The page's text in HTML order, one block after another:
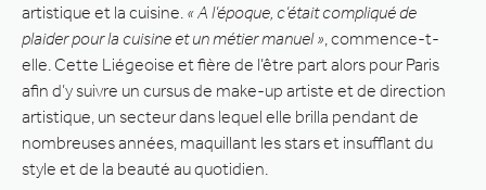
artistique et la cuisine. « A l’époque, c’était compliqué de
plaider pour la cuisine et un métier manuel » , commence-t-
elle. Cette Liégeoise et fière de l’être part alors pour Paris
afin d’y suivre un cursus de make-up artiste et de direction
artistique, un secteur dans lequel elle brilla pendant de
nombreuses années, maquillant les stars et insufflant du
style et de la beauté au quotidien.